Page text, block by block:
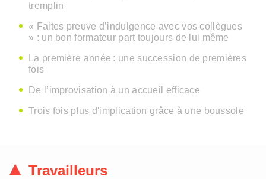
tremplin
« Faites preuve d’indulgence avec vos collègues
» : un bon formateur part toujours de lui même
La première année : une succession de premières
fois
De l’improvisation à un accueil efficace
Trois fois plus d'implication grâce à une boussole
Travailleurs